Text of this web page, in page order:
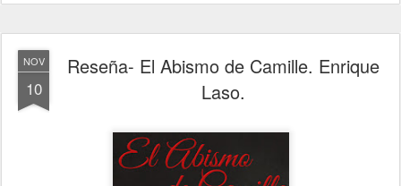
NOV
10
Reseña- El Abismo de Camille. Enrique
Laso.